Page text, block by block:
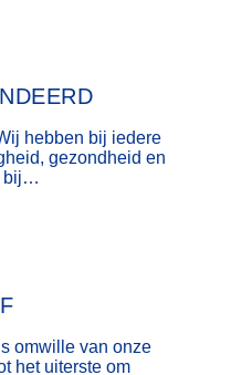
hebben bij iedere
gezondheid en
bij…
omwille van onze
het uiterste om